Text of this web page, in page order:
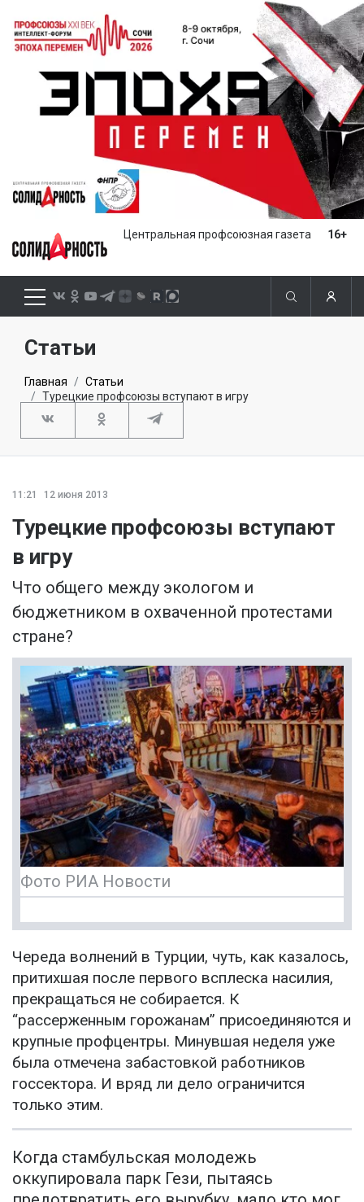
Центральная профсоюзная газета 16+
Статьи
Главная
Статьи
Турецкие профсоюзы вступают в игру
11:21 12 июня 2013
Турецкие профсоюзы вступают
в игру
Что общего между экологом и
бюджетником в охваченной протестами
стране?
Фото РИА Новости
Череда волнений в Турции, чуть, как казалось,
притихшая после первого всплеска насилия,
прекращаться не собирается. К
“рассерженным горожанам” присоединяются и
крупные профцентры. Минувшая неделя уже
была отмечена забастовкой работников
госсектора. И вряд ли дело ограничится
только этим.
Когда стамбульская молодежь
оккупировала парк Гези, пытаясь